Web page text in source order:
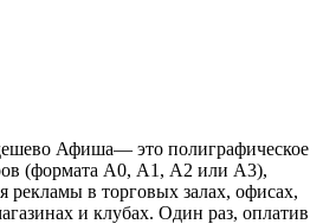
Афиша— это полиграфическое
(формата А0, А1, А2 или А3),
рекламы в торговых залах, офисах,
и клубах. Один раз, оплатив